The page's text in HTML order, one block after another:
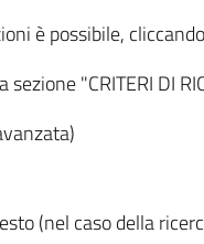
è possibile,
"CRITERI DI
(nel caso della